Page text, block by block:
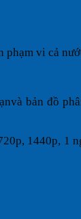
phạm vi cả
bản đồ
1440p, 1